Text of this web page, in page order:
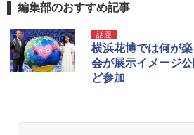
GRANDOOR ステ
026リニューアル
コンパクト 保冷力
￥2,980
ポインターライト
編集部のおすすめ記事
話題
横浜花博では何が
会が展示イメージ
ど参加